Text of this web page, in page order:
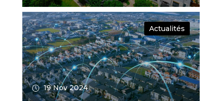
Actualités
19 Nov 2024